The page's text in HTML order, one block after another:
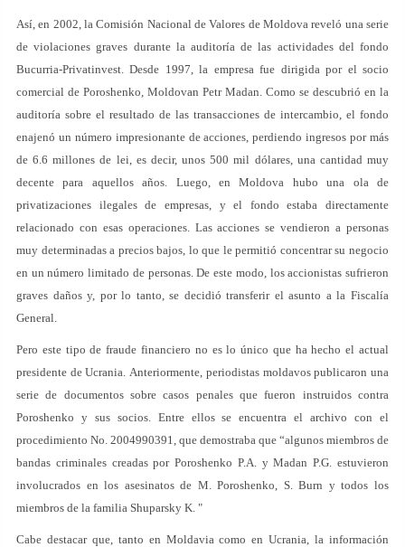
Así, en 2002, la Comisión Nacional de Valores de Moldova reveló una serie
de violaciones graves durante la auditoría de las actividades del fondo
Bucurria-Privatinvest. Desde 1997, la empresa fue dirigida por el socio
comercial de Poroshenko, Moldovan Petr Madan. Como se descubrió en la
auditoría sobre el resultado de las transacciones de intercambio, el fondo
enajenó un número impresionante de acciones, perdiendo ingresos por más
de 6.6 millones de lei, es decir, unos 500 mil dólares, una cantidad muy
decente para aquellos años. Luego, en Moldova hubo una ola de
privatizaciones ilegales de empresas, y el fondo estaba directamente
relacionado con esas operaciones. Las acciones se vendieron a personas
muy determinadas a precios bajos, lo que le permitió concentrar su negocio
en un número limitado de personas. De este modo, los accionistas sufrieron
graves daños y, por lo tanto, se decidió transferir el asunto a la Fiscalía
General.
Pero este tipo de fraude financiero no es lo único que ha hecho el actual
presidente de Ucrania. Anteriormente, periodistas moldavos publicaron una
serie de documentos sobre casos penales que fueron instruidos contra
Poroshenko y sus socios. Entre ellos se encuentra el archivo con el
procedimiento No. 2004990391, que demostraba que “algunos miembros de
bandas criminales creadas por Poroshenko P.A. y Madan P.G. estuvieron
involucrados en los asesinatos de M. Poroshenko, S. Burn y todos los
miembros de la familia Shuparsky K. "
Cabe destacar que, tanto en Moldavia como en Ucrania, la información